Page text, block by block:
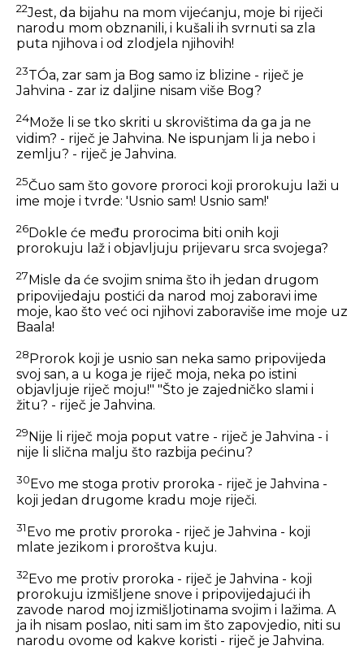
22Jest, da bijahu na mom vijećanju, moje bi riječi
narodu mom obznanili, i kušali ih svrnuti sa zla
puta njihova i od zlodjela njihovih!
23TÓa, zar sam ja Bog samo iz blizine - riječ je
Jahvina - zar iz daljine nisam više Bog?
24Može li se tko skriti u skrovištima da ga ja ne
vidim? - riječ je Jahvina. Ne ispunjam li ja nebo i
zemlju? - riječ je Jahvina.
25Čuo sam što govore proroci koji prorokuju laži u
ime moje i tvrde: 'Usnio sam! Usnio sam!'
26Dokle će među prorocima biti onih koji
prorokuju laž i objavljuju prijevaru srca svojega?
27 Misle da će svojim snima što ih jedan drugom
pripovijedaju postići da narod moj zaboravi ime
moje, kao što već oci njihovi zaboraviše ime moje uz
Baala!
28Prorok koji je usnio san neka samo pripovijeda
svoj san, a u koga je riječ moja, neka po istini
objavljuje riječ moju!" "Što je zajedničko slami i
žitu? - riječ je Jahvina.
29 Nije li riječ moja poput vatre - riječ je Jahvina - i
nije li slična malju što razbija pećinu?
30 Evo me stoga protiv proroka - riječ je Jahvina -
koji jedan drugome kradu moje riječi.
31Evo me protiv proroka - riječ je Jahvina - koji
mlate jezikom i proroštva kuju.
32 Evo me protiv proroka - riječ je Jahvina - koji
prorokuju izmišljene snove i pripovijedajući ih
zavode narod moj izmišljotinama svojim i lažima. A
ja ih nisam poslao, niti sam im što zapovjedio, niti su
narodu ovome od kakve koristi - riječ je Jahvina.